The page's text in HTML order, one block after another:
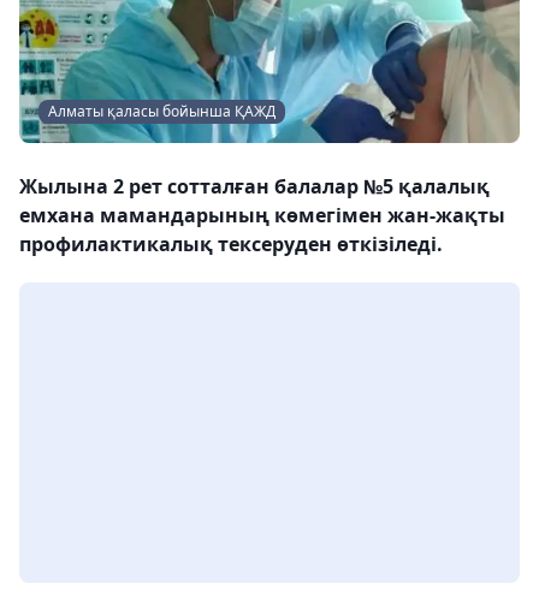
Алматы қаласы бойынша ҚАЖД
Жылына 2 рет сотталған балалар №5 қалалық
емхана мамандарының көмегімен жан-жақты
профилактикалық тексеруден өткізіледі.